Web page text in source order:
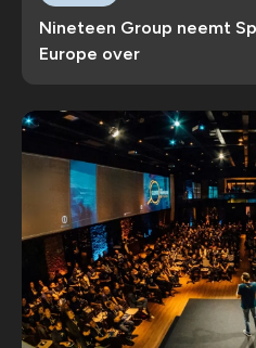
Nineteen Group neemt
Europe over